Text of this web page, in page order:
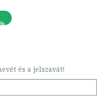
és a jelszavát!